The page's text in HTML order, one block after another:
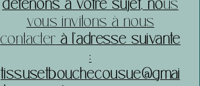
détenons à votre sujet, nous
vous invitons à nous
contacter à l’adresse suivante
:
tissusetbouchecousue@gmai